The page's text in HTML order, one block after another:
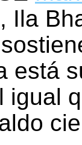
Ila
está
igual